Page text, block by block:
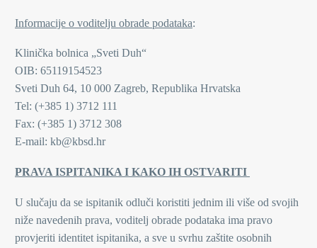
Informacije o voditelju obrade podataka:
Klinička bolnica „Sveti Duh“
OIB: 65119154523
Sveti Duh 64, 10 000 Zagreb, Republika Hrvatska
Tel: (+385 1) 3712 111
Fax: (+385 1) 3712 308
E-mail: kb@kbsd.hr
PRAVA ISPITANIKA I KAKO IH OSTVARITI
U slučaju da se ispitanik odluči koristiti jednim ili više od svojih
niže navedenih prava, voditelj obrade podataka ima pravo
provjeriti identitet ispitanika, a sve u svrhu zaštite osobnih